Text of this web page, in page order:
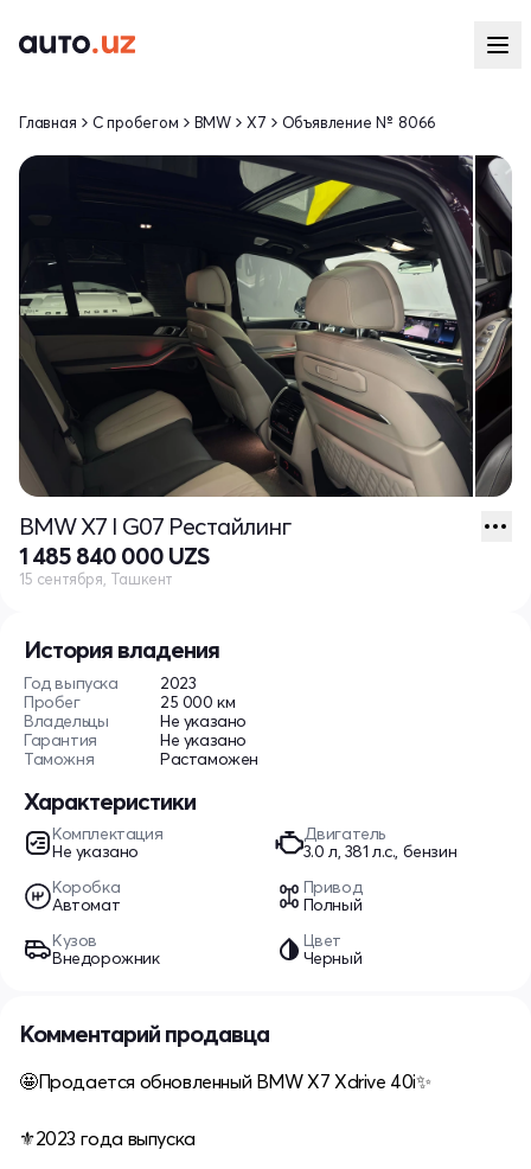
История владения
Год выпуска
2023
Пробег
25 000 км
Владельцы
Не указано
Гарантия
Не указано
Таможня
Растаможен
Характеристики
Комплектация
Не указано
Двигатель
3.0 л, 381 л.с., бензин
Коробка
Автомат
Привод
Полный
Кузов
Внедорожник
Цвет
Черный
Главная С пробегом BMW X7 Объявление № 8066
BMW X7 I G07 Рестайлинг
1 485 840 000 UZS
15 сентября, Ташкент
Комментарий продавца
🤩Продается обновленный BMW X7 Xdrive 40i✨
⚜️2023 года выпуска